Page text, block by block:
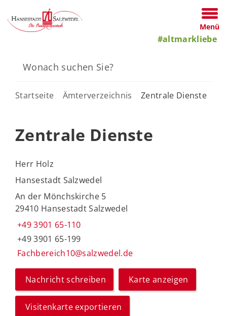
Menü
#altmarkliebe
Startseite Ämterverzeichnis Zentrale Dienste
Zentrale Dienste
Herr Holz
Hansestadt Salzwedel
An der Mönchskirche 5
29410 Hansestadt Salzwedel
+49 3901 65-110
+49 3901 65-199
Fachbereich10@salzwedel.de
Nachricht schreiben Karte anzeigen
Visitenkarte exportieren